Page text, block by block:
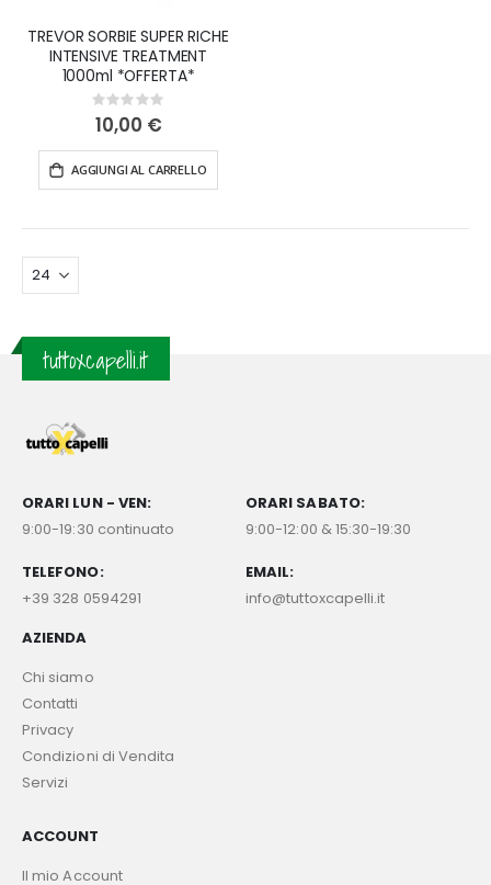
TREVOR SORBIE SUPER RICHE
INTENSIVE TREATMENT
1000ml *OFFERTA*
Rating:
0%
10,00 €
AGGIUNGI AL CARRELLO
tuttoxcapelli.it
ORARI LUN - VEN:
9:00-19:30 continuato
ORARI SABATO:
9:00-12:00 & 15:30-19:30
TELEFONO:
+39 328 0594291
EMAIL:
info@tuttoxcapelli.it
AZIENDA
Chi siamo
Contatti
Privacy
Condizioni di Vendita
Servizi
ACCOUNT
Il mio Account